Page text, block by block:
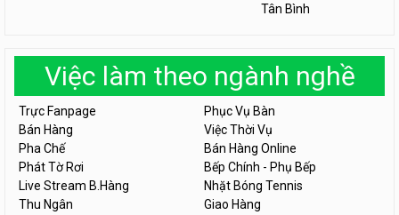
Tân Bình
Việc làm theo ngành nghề
Trực Fanpage
Phục Vụ Bàn
Bán Hàng
Việc Thời Vụ
Pha Chế
Bán Hàng Online
Phát Tờ Rơi
Bếp Chính - Phụ Bếp
Live Stream B.Hàng
Nhặt Bóng Tennis
Thu Ngân
Giao Hàng